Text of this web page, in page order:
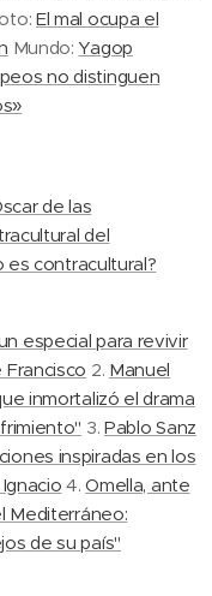
El mal ocupa el
Mundo: Yagop
no distinguen
de las
del
es contracultural?
especial para revivir
2. Manuel
inmortalizó el drama
3. Pablo Sanz
inspiradas en los
4.Omella, ante
Mediterráneo:
de su país"